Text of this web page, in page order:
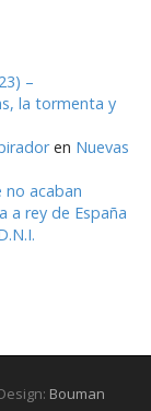
–
la tormenta y
en Nuevas
no acaban
a rey de España
Bouman